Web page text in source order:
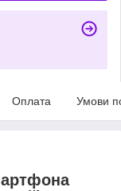
Оплата Умови